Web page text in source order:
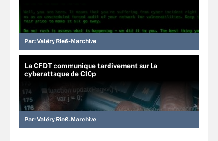
Par: Valéry Rieß-Marchive
La CFDT communique tardivement sur la
cyberattaque de Cl0p
Par: Valéry Rieß-Marchive